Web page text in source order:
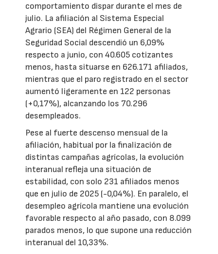
comportamiento dispar durante el mes de
julio. La afiliación al Sistema Especial
Agrario (SEA) del Régimen General de la
Seguridad Social descendió un 6,09%
respecto a junio, con 40.605 cotizantes
menos, hasta situarse en 626.171 afiliados,
mientras que el paro registrado en el sector
aumentó ligeramente en 122 personas
(+0,17%), alcanzando los 70.296
desempleados.
Pese al fuerte descenso mensual de la
afiliación, habitual por la finalización de
distintas campañas agrícolas, la evolución
interanual refleja una situación de
estabilidad, con solo 231 afiliados menos
que en julio de 2025 (-0,04%). En paralelo, el
desempleo agrícola mantiene una evolución
favorable respecto al año pasado, con 8.099
parados menos, lo que supone una reducción
interanual del 10,33%.